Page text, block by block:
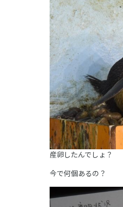
産卵したんでしょ？
今で何個あるの？